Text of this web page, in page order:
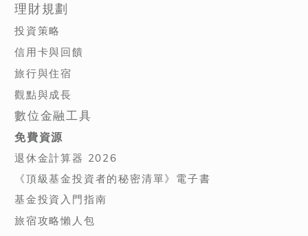
理財規劃
投資策略
信用卡與回饋
旅行與住宿
觀點與成長
數位金融工具
免費資源
退休金計算器 2026
《頂級基金投資者的秘密清單》電子書
基金投資入門指南
旅宿攻略懶人包